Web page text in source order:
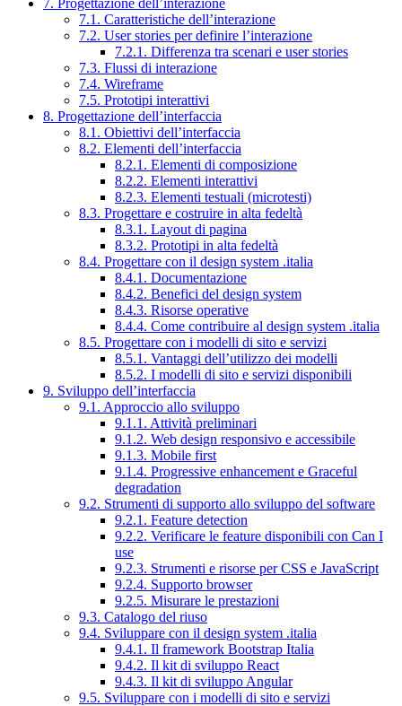
7.1. Caratteristiche dell’interazione
7.2. User stories per definire l’interazione
7.2.1. Differenza tra scenari e user stories
7.3. Flussi di interazione
7.4. Wireframe
7.5. Prototipi interattivi
8. Progettazione dell’interfaccia
8.1. Obiettivi dell’interfaccia
8.2. Elementi dell’interfaccia
8.2.1. Elementi di composizione
8.2.2. Elementi interattivi
8.2.3. Elementi testuali (microtesti)
8.3. Progettare e costruire in alta fedeltà
8.3.1. Layout di pagina
8.3.2. Prototipi in alta fedeltà
8.4. Progettare con il design system .italia
8.4.1. Documentazione
8.4.2. Benefici del design system
8.4.3. Risorse operative
8.4.4. Come contribuire al design system .italia
8.5. Progettare con i modelli di sito e servizi
8.5.1. Vantaggi dell’utilizzo dei modelli
8.5.2. I modelli di sito e servizi disponibili
9. Sviluppo dell’interfaccia
9.1. Approccio allo sviluppo
9.1.1. Attività preliminari
9.1.2. Web design responsivo e accessibile
9.1.3. Mobile first
9.1.4. Progressive enhancement e Graceful
degradation
9.2. Strumenti di supporto allo sviluppo del software
9.2.1. Feature detection
9.2.2. Verificare le feature disponibili con Can I
use
9.2.3. Strumenti e risorse per CSS e JavaScript
9.2.4. Supporto browser
9.2.5. Misurare le prestazioni
9.3. Catalogo del riuso
9.4. Sviluppare con il design system .italia
9.4.1. Il framework Bootstrap Italia
9.4.2. Il kit di sviluppo React
9.4.3. Il kit di sviluppo Angular
9.5. Sviluppare con i modelli di sito e servizi